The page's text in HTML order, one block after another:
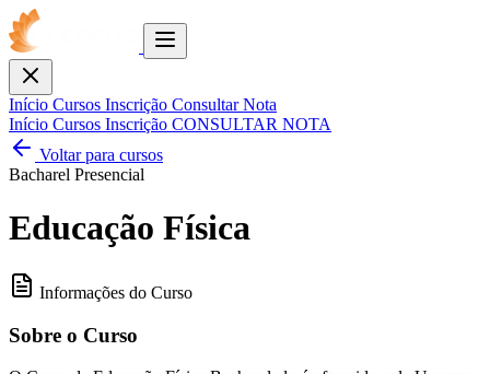
Toggle
Fechar
Início Cursos Inscrição Consultar Nota
Início Cursos Inscrição CONSULTAR NOTA
Voltar para cursos
Bacharel Presencial
Educação Física
Informações do Curso
Sobre o Curso